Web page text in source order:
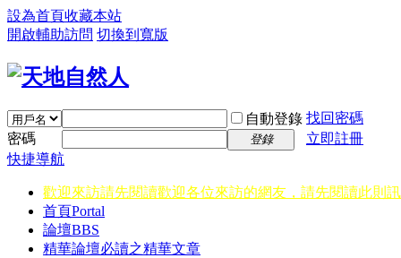
設為首頁收藏本站
開啟輔助訪問 切換到寬版
自動登錄 找回密碼
密碼
登錄
立即註冊
快捷導航
歡迎來訪請先閱讀歡迎各位來訪的網友，請先閱讀此則
首頁Portal
論壇BBS
精華論壇必讀之精華文章